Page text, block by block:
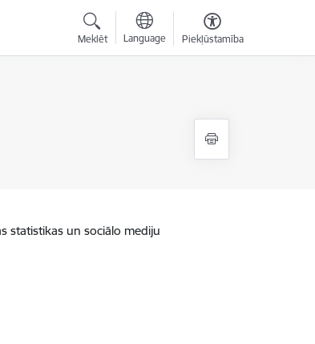
Meklēt Language Piekļūstamība
statistikas un sociālo mediju